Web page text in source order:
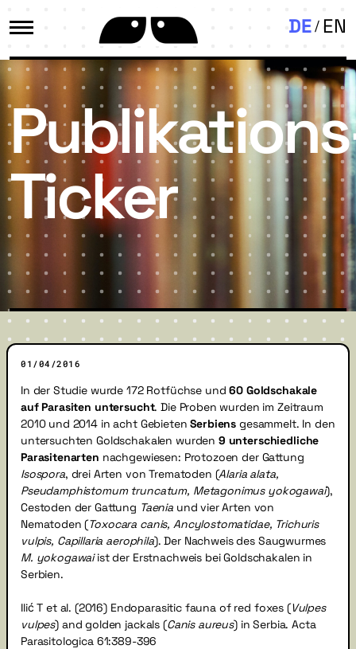
DE EN
Ticker
01/04/2016
In der Studie wurde 172 Rotfüchse und60 Goldschakale
auf Parasiten untersucht. Die Proben wurden im Zeitraum
2010 und 2014 in acht GebietenSerbiens gesammelt. In den
untersuchten Goldschakalen wurden 9 unterschiedliche
Parasitenarten nachgewiesen: Protozoen der Gattung
Isospora, drei Arten von Trematoden (Alaria alata,
Pseudamphistomum truncatum, Metagonimus yokogawai),
Cestoden der Gattung Taeniaund vier Arten von
Nematoden (Toxocara canis, Ancylostomatidae, Trichuris
vulpis, Capillaria aerophila). Der Nachweis des Saugwurmes
M. yokogawaiist der Erstnachweis bei Goldschakalen in
Serbien.
Ilić T et al. (2016) Endoparasitic fauna of red foxes (Vulpes
vulpes) and golden jackals (Canis aureus) in Serbia. Acta
Parasitologica 61:389-396